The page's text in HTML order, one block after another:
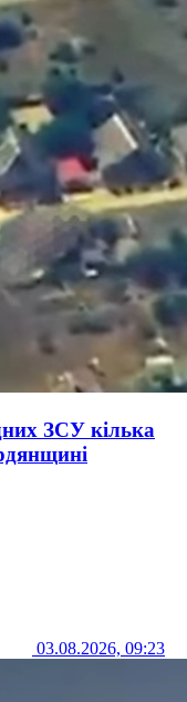
ЗСУ кілька
03.08.2026, 09:23